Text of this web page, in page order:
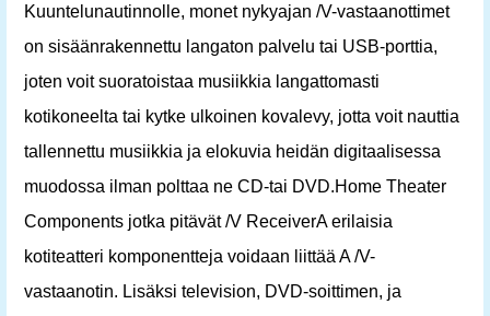
Kuuntelunautinnolle, monet nykyajan /V-vastaanottimet
on sisäänrakennettu langaton palvelu tai USB-porttia,
joten voit suoratoistaa musiikkia langattomasti
kotikoneelta tai kytke ulkoinen kovalevy, jotta voit nauttia
tallennettu musiikkia ja elokuvia heidän digitaalisessa
muodossa ilman polttaa ne CD-tai DVD.Home Theater
Components jotka pitävät /V ReceiverA erilaisia ​​
kotiteatteri komponentteja voidaan liittää A /V-
vastaanotin. Lisäksi television, DVD-soittimen, ja